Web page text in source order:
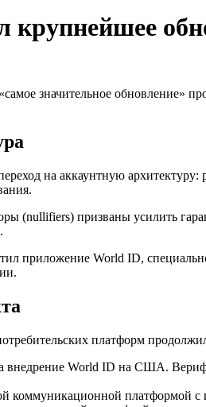
крупнейшее
«самое значительное обновление»
на аккаунтную
(nullifiers) призваны усилить
приложение World ID,
платформ
World ID на США.
коммуникационной платформой с